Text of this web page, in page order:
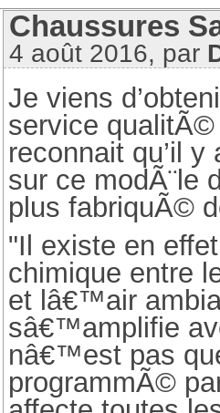
Chaussures
4 août 2016, par
Je viens
service
reconnait qu’il y
sur ce modÃ¨le
plus fabriquÃ©
"Il existe en
chimique entre
et lâ€™air
sâ€™amplifie
nâ€™est pas
programmÃ©